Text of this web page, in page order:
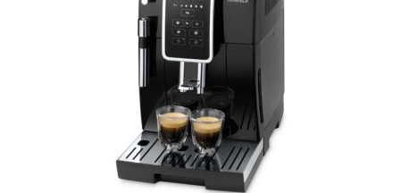
AJOUTER AU PANIER